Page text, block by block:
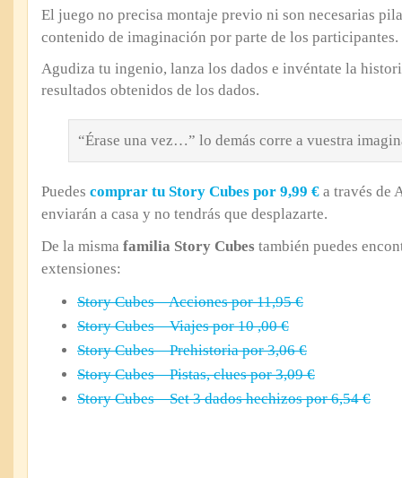
El juego no precisa montaje previo ni son necesarias
contenido de imaginación por parte de los participantes.
Agudiza tu ingenio, lanza los dados e invéntate la
resultados obtenidos de los dados.
“Érase una vez…” lo demás corre a vuestra
Puedes comprar tu Story Cubes por 9,99 € a través de
enviarán a casa y no tendrás que desplazarte.
De la misma familia Story Cubes también puedes
extensiones:
Story Cubes – Acciones por 11,95 €
Story Cubes – Viajes por 10 ,00 €
Story Cubes – Prehistoria por 3,06 €
Story Cubes – Pistas, clues por 3,09 €
Story Cubes – Set 3 dados hechizos por 6,54 €